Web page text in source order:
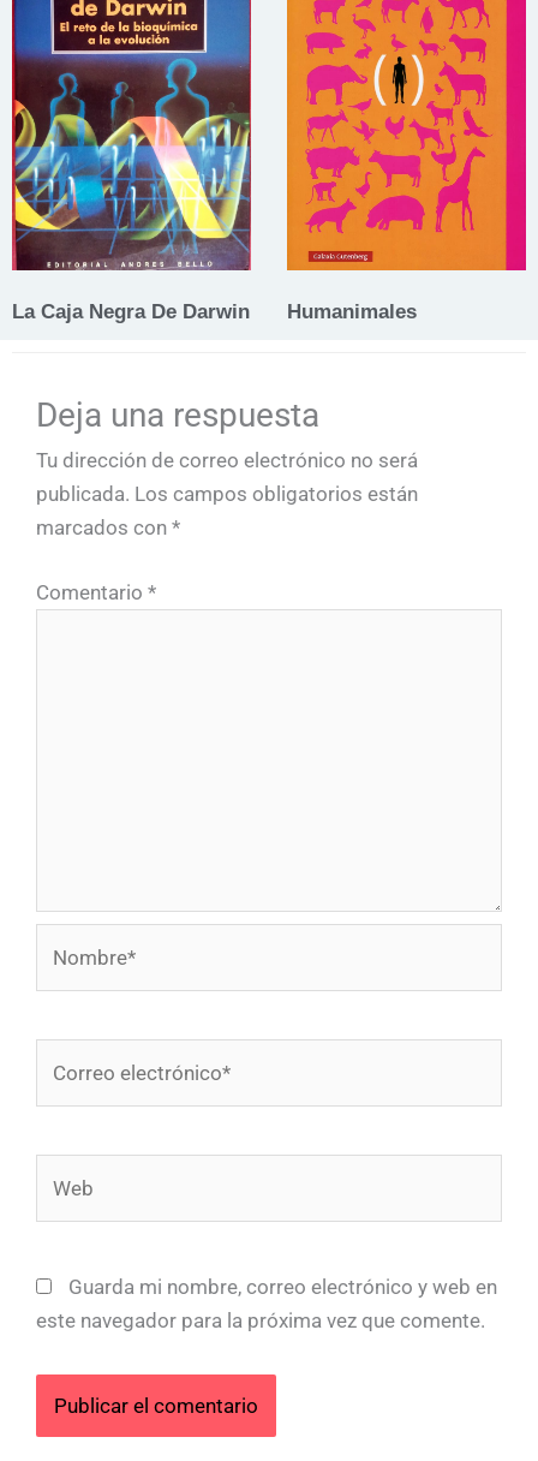
La Caja Negra De Darwin Humanimales
Deja una respuesta
Tu dirección de correo electrónico no será
publicada. Los campos obligatorios están
marcados con *
Comentario *
electrónico*
Guarda mi nombre, correo electrónico y web en
este navegador para la próxima vez que comente.